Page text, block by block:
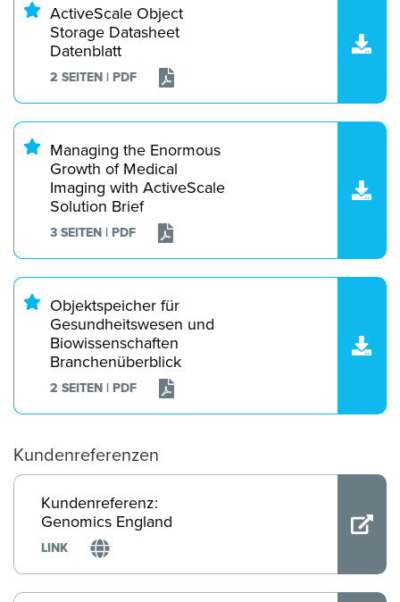
ActiveScale Object
Storage Datasheet
Datenblatt
2 SEITEN | PDF
Managing the Enormous
Growth of Medical
Imaging with ActiveScale
Solution Brief
3 SEITEN | PDF
Objektspeicher für
Gesundheitswesen und
Biowissenschaften
Branchenüberblick
2 SEITEN | PDF
Kundenreferenzen
Kundenreferenz:
Genomics England
LINK